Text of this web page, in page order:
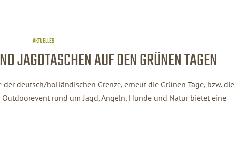
AKTUELLES
JAGDTASCHEN AUF DEN GRÜNEN TAGEN
deutsch/holländischen Grenze, erneut die Grünen Tage, bzw. die
rund um Jagd, Angeln, Hunde und Natur bietet eine